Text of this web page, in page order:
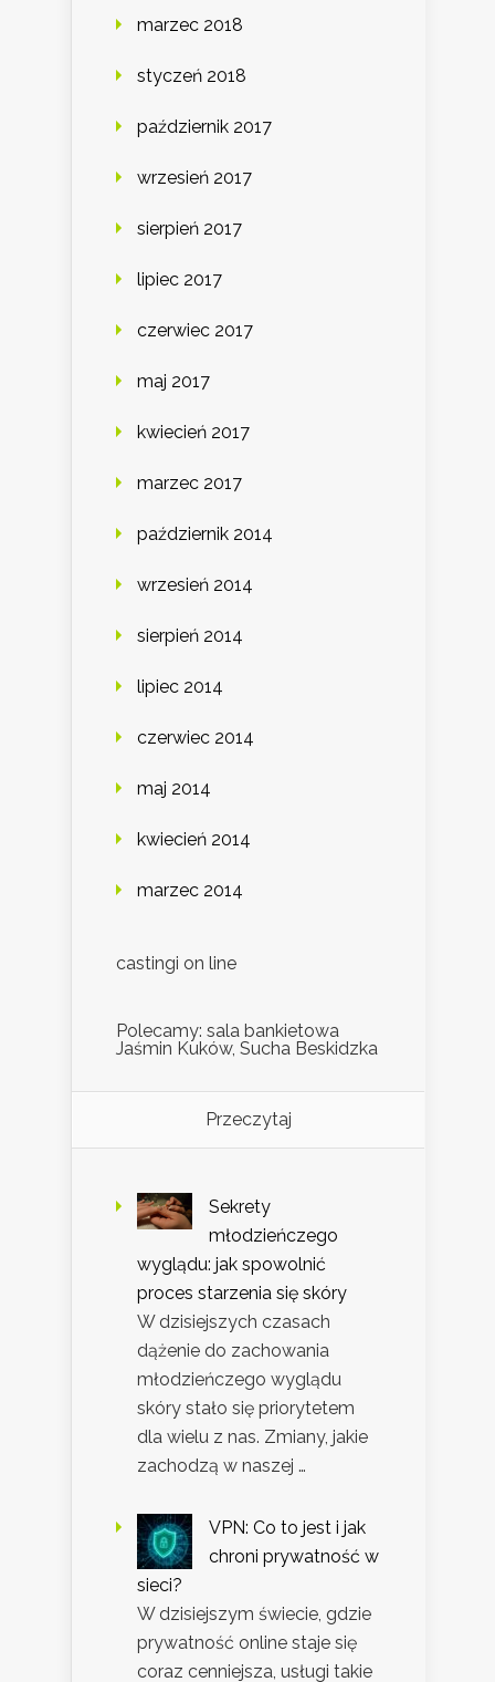
marzec 2018
styczeń 2018
październik 2017
wrzesień 2017
sierpień 2017
lipiec 2017
czerwiec 2017
maj 2017
kwiecień 2017
marzec 2017
październik 2014
wrzesień 2014
sierpień 2014
lipiec 2014
czerwiec 2014
maj 2014
kwiecień 2014
marzec 2014
castingi on line
Polecamy: sala bankietowa
Jaśmin Kuków, Sucha Beskidzka
Przeczytaj
Sekrety
młodzieńczego
wyglądu: jak spowolnić
proces starzenia się skóry
W dzisiejszych czasach
dążenie do zachowania
młodzieńczego wyglądu
skóry stało się priorytetem
dla wielu z nas. Zmiany, jakie
zachodzą w naszej …
VPN: Co to jest i jak
chroni prywatność w
sieci?
W dzisiejszym świecie, gdzie
prywatność online staje się
coraz cenniejsza, usługi takie